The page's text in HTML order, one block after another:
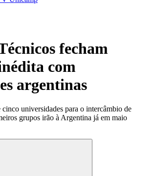
fecham
com
argentinas
universidades para o intercâmbio de
grupos irão à Argentina já em maio